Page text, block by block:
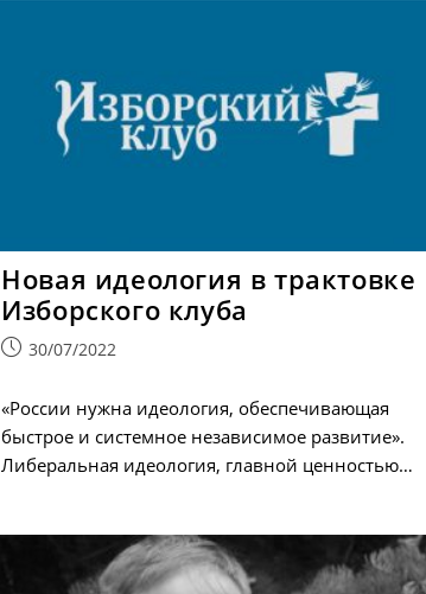
Новая идеология в трактовке
Изборского клуба
Запись30/07/2022
«России нужна идеология, обеспечивающая
быстрое и системное независимое развитие».
Либеральная идеология, главной ценностью…